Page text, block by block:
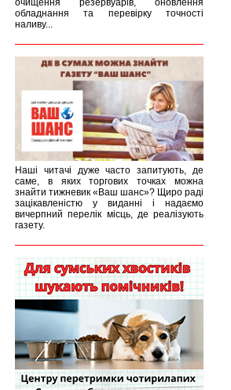
очищення резервуарів, оновлення
обладнання та перевірку точності
наливу...
Наші читачі дуже часто запитують, де
саме, в яких торгових точках можна
знайти тижневик «Ваш шанс»? Щиро раді
зацікавленістю у виданні і надаємо
вичерпний перелік місць, де реалізують
газету.